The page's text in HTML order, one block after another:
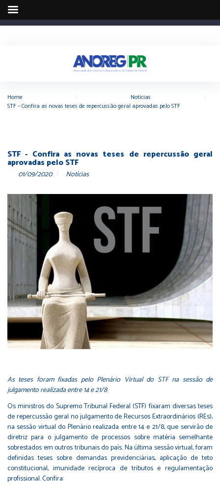
Home Notícias
STF – Confira as novas teses de repercussão geral aprovadas pelo STF
STF - Confira as novas teses de repercussão geral
aprovadas pelo STF
01/09/2020 Notícias
As teses foram fixadas pelo Plenário Virtual do STF na sessão de
julgamento realizada entre 14 e 21/8
Os ministros do Supremo Tribunal Federal (STF) fixaram diversas teses
de repercussão geral no julgamento de Recursos Extraordinários (REs),
na sessão virtual do Plenário realizada entre 14 e 21/8, que servirão de
diretriz para o julgamento de processos sobre matéria semelhante
sobrestados em outros tribunais do país. Na última sessão virtual, foram
definidas teses sobre demandas previdenciárias, aplicação de teto
constitucional, imunidade recíproca de tributos e regulamentação
profissional. Confira: